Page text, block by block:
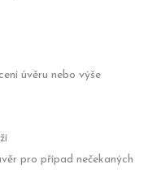
úvěru nebo výše
pro případ nečekaných